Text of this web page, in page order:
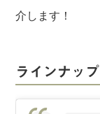
介します！
ラインナップ